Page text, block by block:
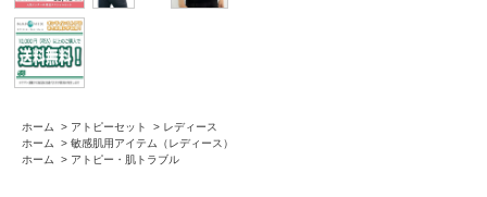
ホーム > アトピーセット > レディース
ホーム
> 敏感肌用アイテム（レディース）
ホーム
> アトピー・肌トラブル